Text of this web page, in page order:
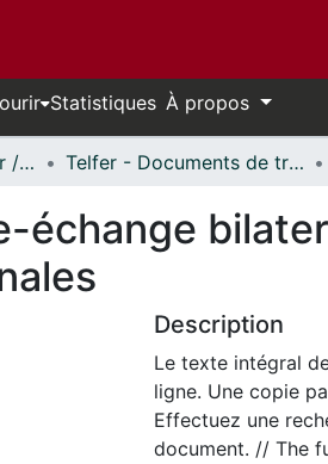
Statistiques À propos
École de gestion Telfer // Telfer School of Management Telfer - Documents de travail // Telfer - Working Papers
échange
Description
Le texte intégral
ligne. Une copie
Effectuez une
document. // The